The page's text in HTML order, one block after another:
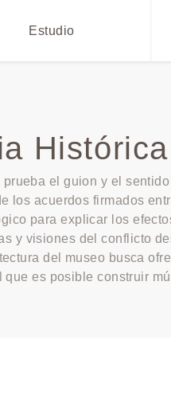
Estudio
el guion y el
los acuerdos firmados
para explicar los
y visiones del conflicto
del museo busca
es posible construir